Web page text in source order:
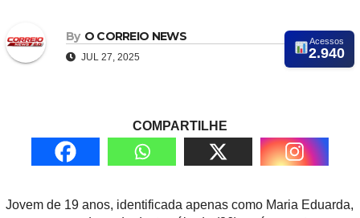
By O CORREIO NEWS
JUL 27, 2025
Acessos
2.940
COMPARTILHE
Jovem de 19 anos, identificada apenas como Maria Eduarda,